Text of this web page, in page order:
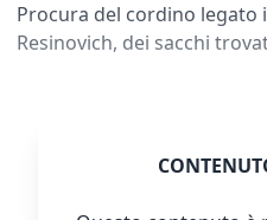
Procura del cordino legato
Resinovich, dei sacchi